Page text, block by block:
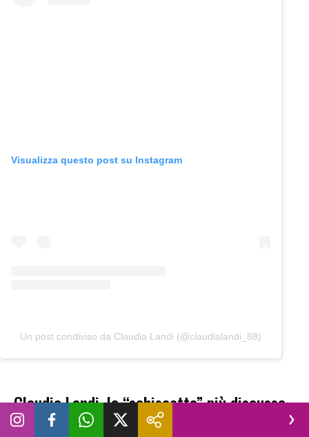
Visualizza questo post su Instagram
Un post condiviso da Claudia Landi (@claudialandi_88)
Claudia Landi, la “schiscetta” più discussa
dei social conquista migliaia di utenti